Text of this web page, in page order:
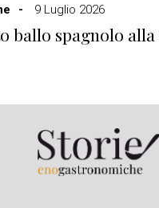
9 Luglio 2026
ballo spagnolo